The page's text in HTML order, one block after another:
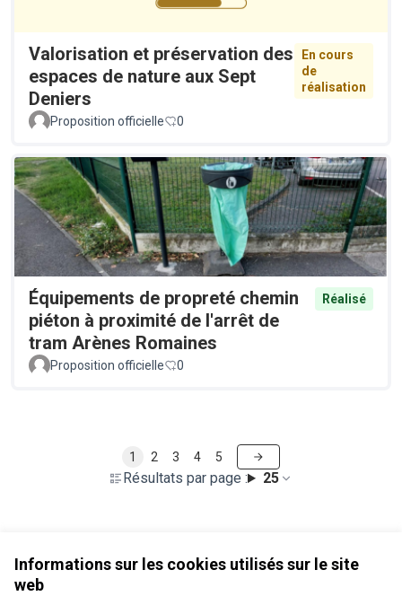
Informations sur les cookies utilisés sur le site
web
Valorisation et préservation des
espaces de nature aux Sept
Deniers
En cours
de
réalisation
Proposition officielle 0
Équipements de propreté chemin
piéton à proximité de l'arrêt de
tram Arènes Romaines
Réalisé
Proposition officielle 0
Résultats par page : 25
1 2 3 4 5